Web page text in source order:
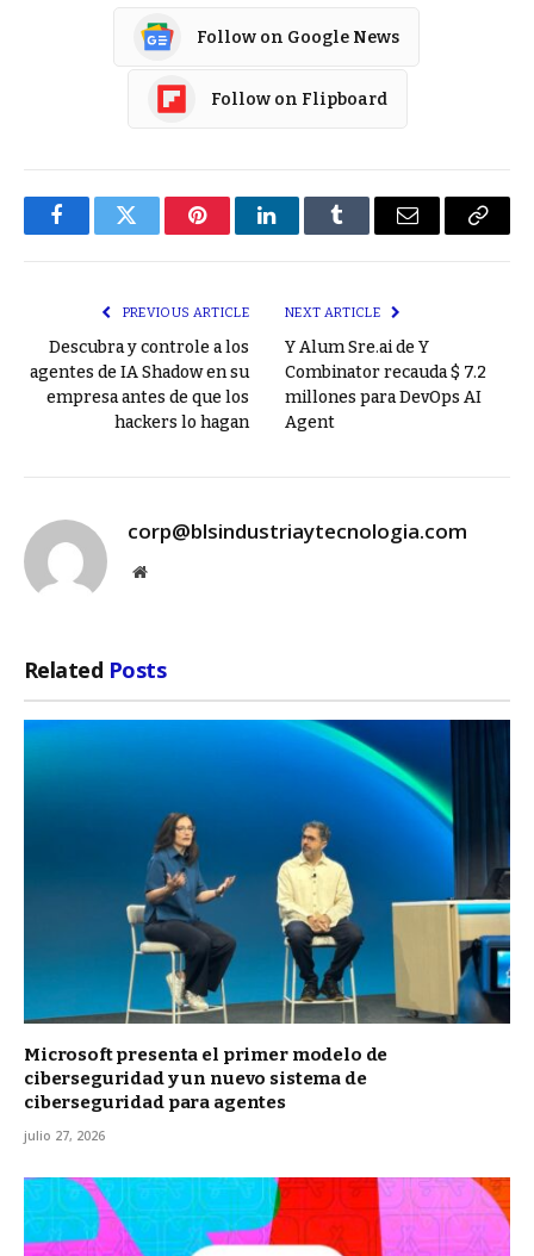
Follow on Google News
Follow on Flipboard
FacebookTwitter PinterestLinkedInTumblr Email
Copy
PREVIOUS ARTICLE
Descubra y controle a los
agentes de IA Shadow en su
empresa antes de que los
hackers lo hagan
NEXT ARTICLE
Y Alum Sre.ai de Y
Combinator recauda $ 7.2
millones para DevOps AI
Agent
corp@blsindustriaytecnologia.com
Website
Related Posts
Microsoft presenta el primer modelo de
ciberseguridad y un nuevo sistema de
ciberseguridad para agentes
julio 27, 2026